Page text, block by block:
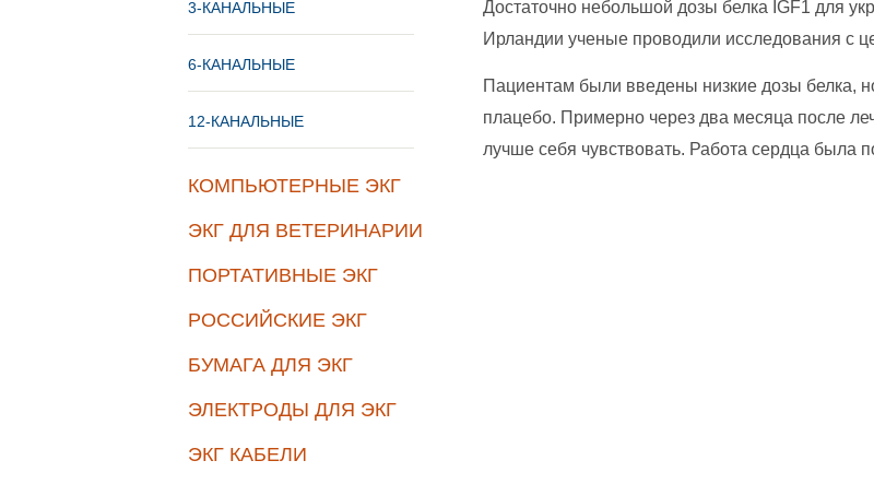
Достаточно небольшой дозы белка IGF1 для
Ирландии ученые проводили исследования с
Пациентам были введены низкие дозы белка,
плацебо. Примерно через два месяца после
лучше себя чувствовать. Работа сердца была
3-КАНАЛЬНЫЕ
6-КАНАЛЬНЫЕ
12-КАНАЛЬНЫЕ
КОМПЬЮТЕРНЫЕ ЭКГ
ЭКГ ДЛЯ ВЕТЕРИНАРИИ
ПОРТАТИВНЫЕ ЭКГ
РОССИЙСКИЕ ЭКГ
БУМАГА ДЛЯ ЭКГ
ЭЛЕКТРОДЫ ДЛЯ ЭКГ
ЭКГ КАБЕЛИ